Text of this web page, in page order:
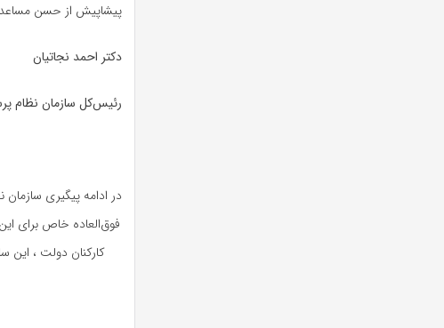
پیشاپیش از حسن
دکتر احمد نجاتیان
رئیس‌کل سازمان نظام
در ادامه پیگیری
فوق‌العاده خاص برای
کارکنان دولت ، این